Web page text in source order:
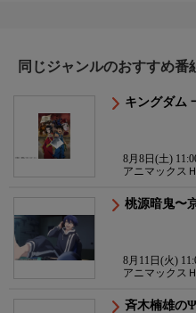
同じジャンルのおすすめ番
キングダム
8月8日(土)
アニマックス
桃源暗鬼〜
8月11日(火)
アニマックス
斉木楠雄の